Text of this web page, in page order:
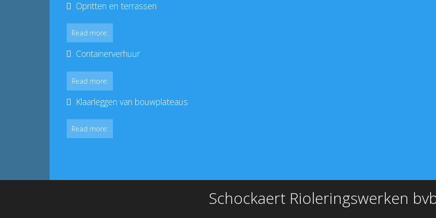
Opritten en terrassen
Read more:
Containerverhuur
Read more:
Klaarleggen van bouwplateaus
Read more:
Schockaert Rioleringswerken